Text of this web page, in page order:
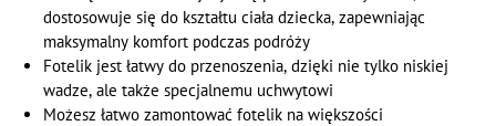
dostosowuje się do kształtu ciała dziecka, zapewniając
maksymalny komfort podczas podróży
Fotelik jest łatwy do przenoszenia, dzięki nie tylko niskiej
wadze, ale także specjalnemu uchwytowi
Możesz łatwo zamontować fotelik na większości